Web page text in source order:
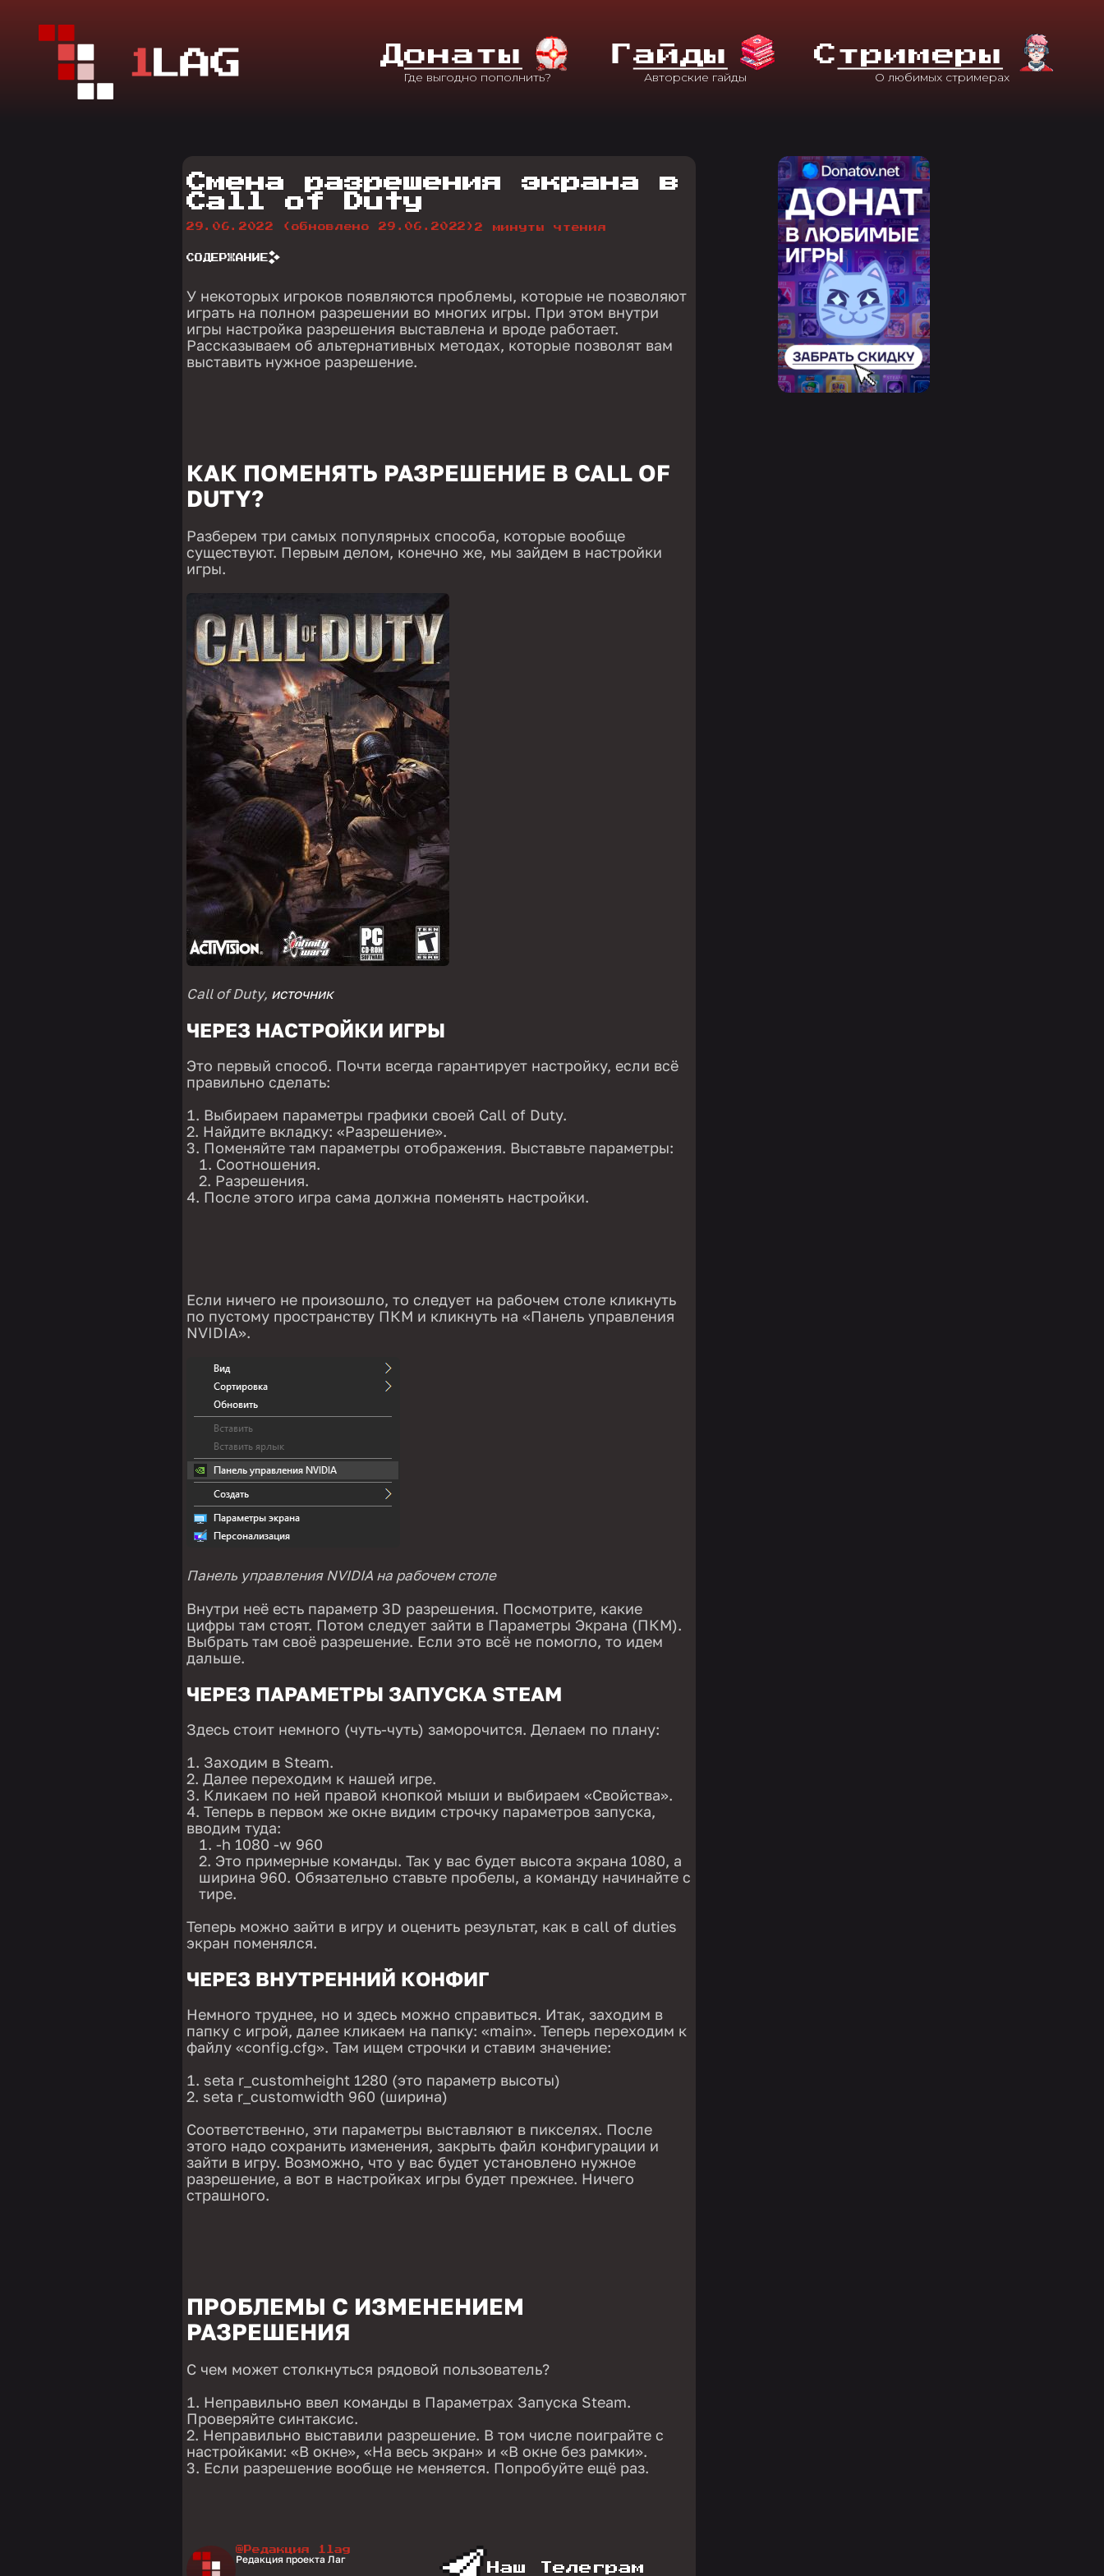
ДОнаты ГАйды С Тримеры
Смена разрешения экрана в
Call of Duty
29.06.2022 (обновлено 29.06.2022)2 минуты чтения
СОДЕРЖАНИЕ
У некоторых игроков появляются проблемы, которые не позволяют
играть на полном разрешении во многих игры. При этом внутри
игры настройка разрешения выставлена и вроде работает.
Рассказываем об альтернативных методах, которые позволят вам
выставить нужное разрешение.
КАК ПОМЕНЯТЬ РАЗРЕШЕНИЕ В CALL OF
DUTY?
Разберем три самых популярных способа, которые вообще
существуют. Первым делом, конечно же, мы зайдем в настройки
игры.
Call of Duty, источник
ЧЕРЕЗ НАСТРОЙКИ ИГРЫ
Это первый способ. Почти всегда гарантирует настройку, если всё
правильно сделать:
Выбираем параметры графики своей Call of Duty.
Найдите вкладку: «Разрешение».
Поменяйте там параметры отображения. Выставьте параметры:
Соотношения.
Разрешения.
После этого игра сама должна поменять настройки.
Если ничего не произошло, то следует на рабочем столе кликнуть
по пустому пространству ПКМ и кликнуть на «Панель управления
NVIDIA».
Панель управления NVIDIA на рабочем столе
Внутри неё есть параметр 3D разрешения. Посмотрите, какие
цифры там стоят. Потом следует зайти в Параметры Экрана (ПКМ).
Выбрать там своё разрешение. Если это всё не помогло, то идем
дальше.
ЧЕРЕЗ ПАРАМЕТРЫ ЗАПУСКА STEAM
Здесь стоит немного (чуть-чуть) заморочится. Делаем по плану:
Заходим в Steam.
Далее переходим к нашей игре.
Кликаем по ней правой кнопкой мыши и выбираем «Свойства».
Теперь в первом же окне видим строчку параметров запуска,
вводим туда:
-h 1080 -w 960
Это примерные команды. Так у вас будет высота экрана 1080, а
ширина 960. Обязательно ставьте пробелы, а команду начинайте с
тире.
Теперь можно зайти в игру и оценить результат, как в call of duties
экран поменялся.
ЧЕРЕЗ ВНУТРЕННИЙ КОНФИГ
Немного труднее, но и здесь можно справиться. Итак, заходим в
папку с игрой, далее кликаем на папку: «main». Теперь переходим к
файлу «config.cfg». Там ищем строчки и ставим значение:
seta r_customheight 1280 (это параметр высоты)
seta r_customwidth 960 (ширина)
Соответственно, эти параметры выставляют в пикселях. После
этого надо сохранить изменения, закрыть файл конфигурации и
зайти в игру. Возможно, что у вас будет установлено нужное
разрешение, а вот в настройках игры будет прежнее. Ничего
страшного.
ПРОБЛЕМЫ С ИЗМЕНЕНИЕМ
РАЗРЕШЕНИЯ
С чем может столкнуться рядовой пользователь?
Неправильно ввел команды в Параметрах Запуска Steam.
Проверяйте синтаксис.
Неправильно выставили разрешение. В том числе поиграйте с
настройками: «В окне», «На весь экран» и «В окне без рамки».
Если разрешение вообще не меняется. Попробуйте ещё раз.
@Редакция 1lag
Редакция проекта Лаг
Наш Телеграм